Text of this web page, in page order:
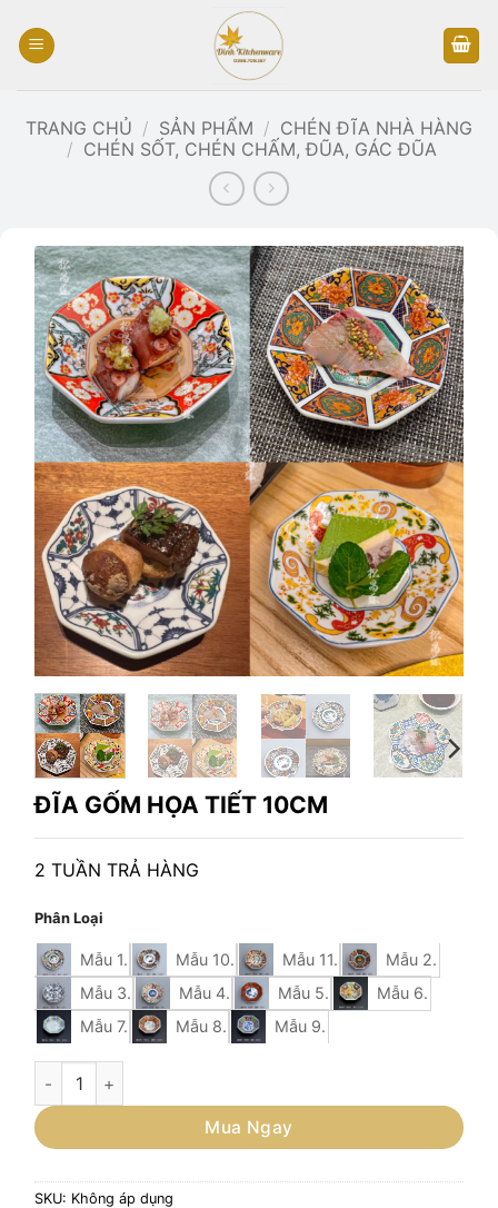
qua
dung
TRANG CHỦ / SẢN PHẨM / CHÉN ĐĨA NHÀ HÀNG
/ CHÉN SỐT, CHÉN CHẤM, ĐŨA, GÁC ĐŨA
ĐĨA GỐM HỌA TIẾT 10CM
2 TUẦN TRẢ HÀNG
Phân Loại
Mẫu 1. Mẫu 10. Mẫu 11.
Mẫu 2.
Mẫu 3.
Mẫu 4. Mẫu 5.
Mẫu 6.
Mẫu 7.
Mẫu 8. Mẫu 9.
ĐĨA GỐM HỌA TIẾT 10CM số lượng
Mua Ngay
SKU: Không áp dụng